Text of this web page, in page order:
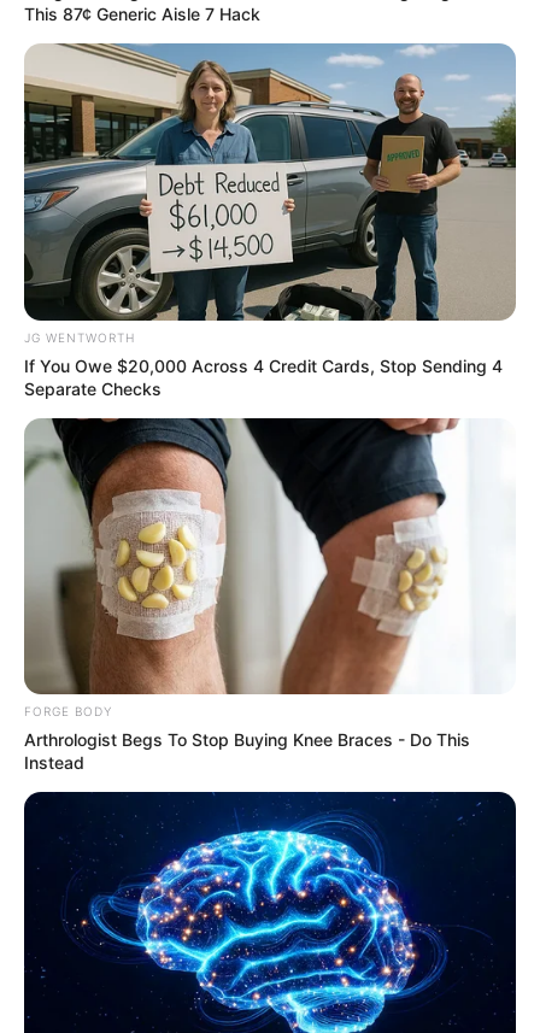
Guatemala Dental
GUATEMALA DENTAL
Why Are More Adults Experiencing Joint Stiffness?
JOINT CARE
Knee Arthritis: A Simple Tip For Pain Relief
FORGE BODY
This 87¢ Generic Aisle 7 Hack
JG WENTWORTH
If You Owe $20,000 Across 4 Credit Cards, Stop Sending 4
Separate Checks
FORGE BODY
Arthrologist Begs To Stop Buying Knee Braces - Do This
Instead